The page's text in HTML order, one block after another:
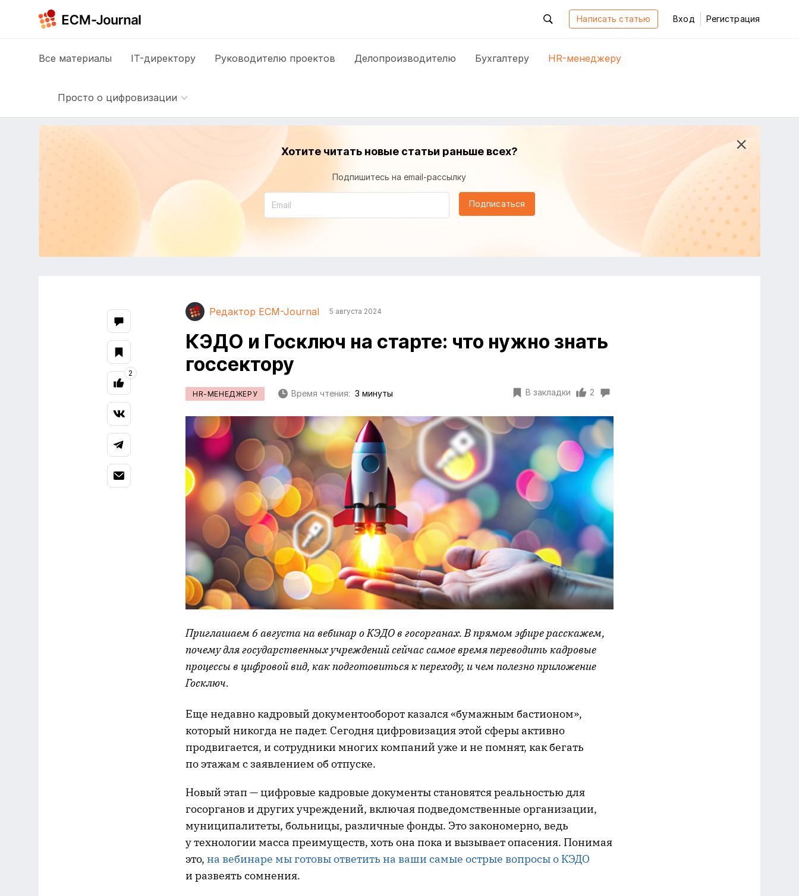
Написать статью Вход Регистрация
Все материалы IT-директору Руководителю проектов Делопроизводителю Бухгалтеру HR-менеджеру
Просто о цифровизации
Хотите читать новые статьи раньше всех?
Подпишитесь на email-рассылку
Подписаться
Редактор ECM-Journal 5 августа 2024
КЭДО и Госключ на старте: что нужно знать
госсектору
HR-МЕНЕДЖЕРУ Время чтения: 3 минуты В закладки 2
Приглашаем 6 августа на вебинар о КЭДО в госорганах. В прямом эфире расскажем,
почему для государственных учреждений сейчас самое время переводить кадровые
процессы в цифровой вид, как подготовиться к переходу, и чем полезно приложение
Госключ.
Еще недавно кадровый документооборот казался «бумажным бастионом»,
который никогда не падет. Сегодня цифровизация этой сферы активно
продвигается, и сотрудники многих компаний уже и не помнят, как бегать
по этажам с заявлением об отпуске.
Новый этап — цифровые кадровые документы становятся реальностью для
госорганов и других учреждений, включая подведомственные организации,
муниципалитеты, больницы, различные фонды. Это закономерно, ведь
у технологии масса преимуществ, хоть она пока и вызывает опасения. Понимая
это, на вебинаре мы готовы ответить на ваши самые острые вопросы о КЭДО
и развеять сомнения.
2